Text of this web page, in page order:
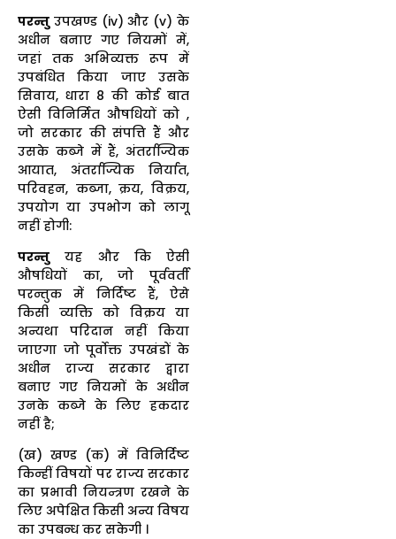
परन्तु उपखण्ड (iv) और (v) के
अधीन बनाए गए नियमों में,
जहां तक अभिव्यक्त रूप में
उपबंधित किया जाए उसके
सिवाय, धारा 8 की कोई बात
ऐसी विनिर्मित औषधियों को ,
जो सरकार की संपत्ति हैं और
उसके कब्जे में हैं, अंतर्राज्यिक
आयात, अंतर्राज्यिक निर्यात,
परिवहन, कब्जा, क्रय, विक्रय,
उपयोग या उपभोग को लागू
नहीं होगी:
परन्तु यह और कि ऐसी
औषधियों का, जो पूर्ववर्ती
परन्तुक में निर्दिष्ट हैं, ऐसे
किसी व्यक्ति को विक्रय या
अन्यथा परिदान नहीं किया
जाएगा जो पूर्वोक्त उपखंडों के
अधीन राज्य सरकार द्वारा
बनाए गए नियमों के अधीन
उनके कब्जे के लिए हकदार
नहीं है;
(ख) खण्ड (क) में विनिर्दिष्ट
किन्हीं विषयों पर राज्य सरकार
का प्रभावी नियन्त्रण रखने के
लिए अपेक्षित किसी अन्य विषय
का उपबन्ध कर सकेगी ।